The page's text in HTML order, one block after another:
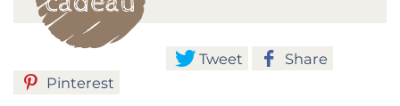
Tweet
Share
Pinterest